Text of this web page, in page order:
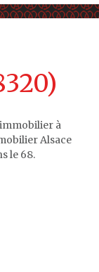
à
Alsace
le 68.